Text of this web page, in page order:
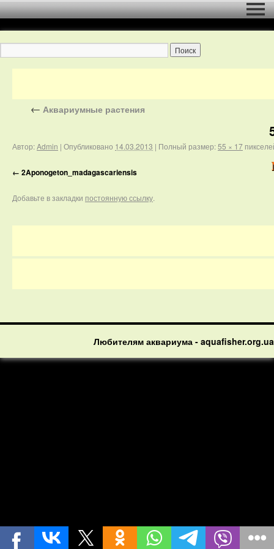
← Аквариумные растения
Автор:Admin | Опубликовано 14.03.2013 | Полный размер:55 × 17
2Aponogeton_madagascariensis
Добавьте в закладки постоянную ссылку.
Любителям аквариума - aquafisher.org.ua